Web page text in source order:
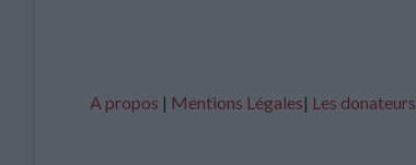
A propos | Mentions Légales| Les donateurs